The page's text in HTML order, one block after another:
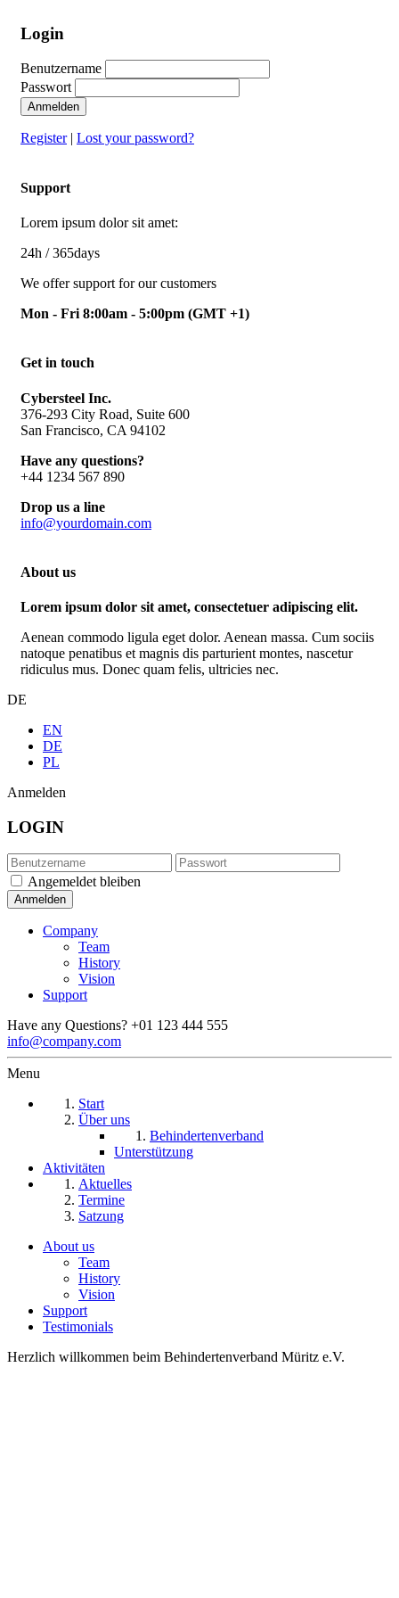
Login
Benutzername
Passwort
Anmelden
Register| Lost your password?
Support
Lorem ipsum dolor sit amet:
24h / 365days
We offer support for our customers
Mon - Fri 8:00am - 5:00pm (GMT +1)
Get in touch
Cybersteel Inc.
376-293 City Road, Suite 600
San Francisco, CA 94102
Have any questions?
+44 1234 567 890
Drop us a line
info@yourdomain.com
About us
Lorem ipsum dolor sit amet, consectetuer adipiscing elit.
Aenean commodo ligula eget dolor. Aenean massa. Cum sociis
natoque penatibus et magnis dis parturient montes, nascetur
ridiculus mus. Donec quam felis, ultricies nec.
DE
EN
DE
PL
Anmelden
LOGIN
Angemeldet bleiben
Company
Team
History
Vision
Support
Have any Questions? +01 123 444 555
info@company.com
Menu
Start
Über uns
Behindertenverband
Unterstützung
Aktivitäten
Aktuelles
Termine
Satzung
About us
Team
History
Vision
Support
Testimonials
Herzlich willkommen beim Behindertenverband Müritz e.V.